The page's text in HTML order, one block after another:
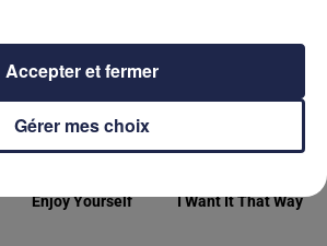
14h11
14h11
Enjoy Yourself
14h07
14h07
I Want It That Way
Gérer mes choix
Accepter et fermer